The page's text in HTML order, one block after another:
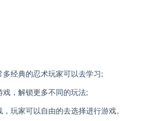
经典的忍术玩家可以去学习;
，解锁更多不同的玩法;
玩家可以自由的去选择进行游戏。